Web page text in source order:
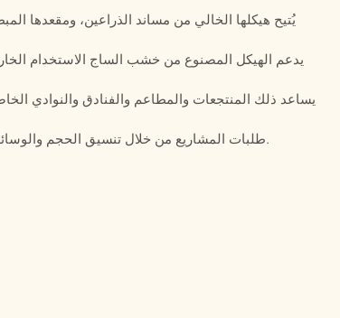
يُتيح هيكلها الخالي من مساند الذراعين، ومقعدها
يدعم الهيكل المصنوع من خشب الساج الاستخدام
يساعد ذلك المنتجعات والمطاعم والفنادق والنوادي
تدعم شركة Defaico طلبات المشاريع من خلال تنسيق الحجم والوسائد والمواد لتوريد الأثاث الخارجي التعاقدي.